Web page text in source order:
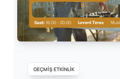
GEÇMİŞ ETKİNLİK